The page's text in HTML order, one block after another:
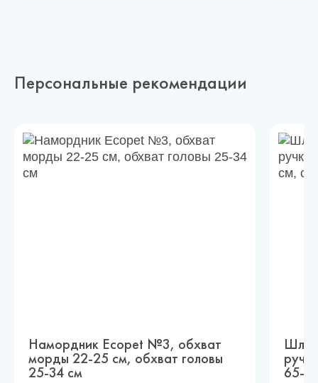
Персональные рекомендации
Намордник Ecopet №3, обхват
морды 22-25 см, обхват головы
25-34 см 65-